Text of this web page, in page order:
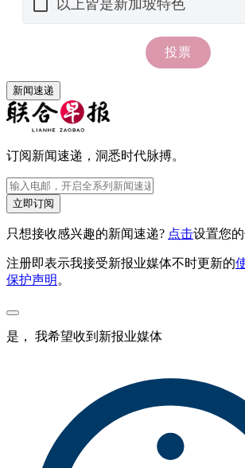
新闻速递
订阅新闻速递，洞悉时代脉搏。
立即订阅
只想接收感兴趣的新闻速递? 点击设置您的
注册即表示我接受新报业媒体不时更新的
保护声明。
是， 我希望收到新报业媒体